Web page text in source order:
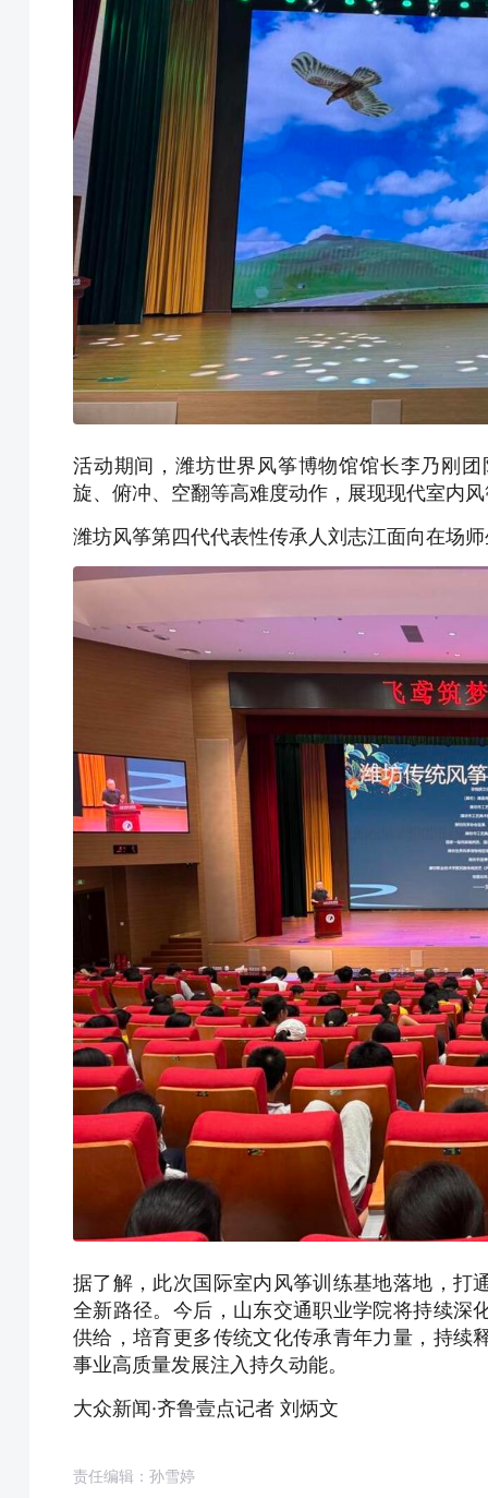
活动期间，潍坊世界风筝博物馆馆长李乃刚
旋、俯冲、空翻等高难度动作，展现现代室内
潍坊风筝第四代代表性传承人刘志江面向在场
据了解，此次国际室内风筝训练基地落地，打
全新路径。今后，山东交通职业学院将持续深
供给，培育更多传统文化传承青年力量，持续
事业高质量发展注入持久动能。
大众新闻·齐鲁壹点记者 刘炳文
责任编辑：孙雪婷